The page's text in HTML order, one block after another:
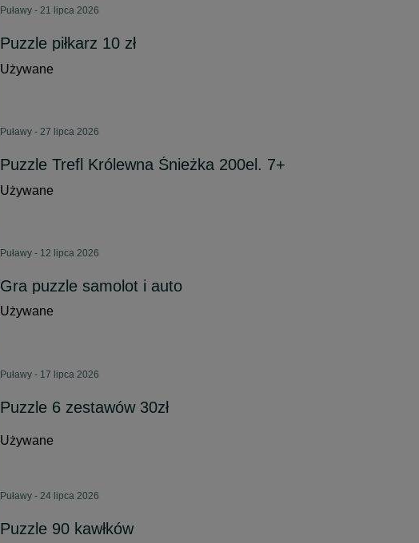
Puławy - 21 lipca 2026
Puzzle piłkarz 10 zł
Używane
Puławy - 27 lipca 2026
Puzzle Trefl Królewna Śnieżka 200el. 7+
Używane
Puławy - 12 lipca 2026
Gra puzzle samolot i auto
Używane
Puławy - 17 lipca 2026
Puzzle 6 zestawów 30zł
Używane
Puławy - 24 lipca 2026
Puzzle 90 kawłków